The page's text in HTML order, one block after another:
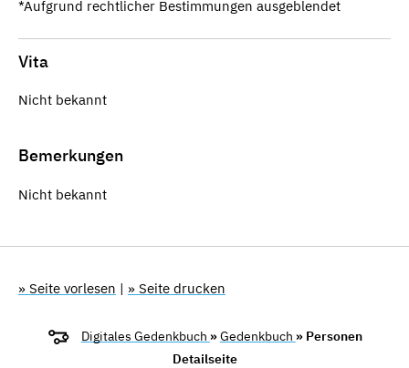
*Aufgrund rechtlicher Bestimmungen ausgeblendet
Vita
Nicht bekannt
Bemerkungen
Nicht bekannt
» Seite vorlesen | » Seite drucken
Digitales Gedenkbuch »Gedenkbuch » Personen
Detailseite